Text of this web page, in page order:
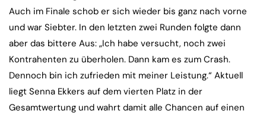
Auch im Finale schob er sich wieder bis ganz nach vorne
und war Siebter. In den letzten zwei Runden folgte dann
aber das bittere Aus: „Ich habe versucht, noch zwei
Kontrahenten zu überholen. Dann kam es zum Crash.
Dennoch bin ich zufrieden mit meiner Leistung.“ Aktuell
liegt Senna Ekkers auf dem vierten Platz in der
Gesamtwertung und wahrt damit alle Chancen auf einen